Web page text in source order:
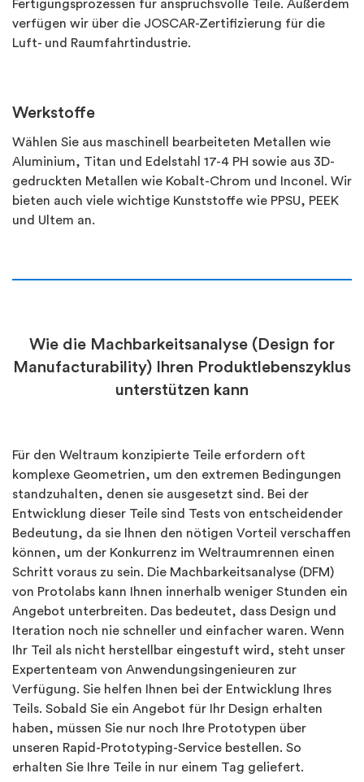
Fertigungsprozessen für anspruchsvolle Teile. Außerdem
verfügen wir über die JOSCAR-Zertifizierung für die
Luft- und Raumfahrtindustrie.
Werkstoffe
Wählen Sie aus maschinell bearbeiteten Metallen wie
Aluminium, Titan und Edelstahl 17-4 PH sowie aus 3D-
gedruckten Metallen wie Kobalt-Chrom und Inconel. Wir
bieten auch viele wichtige Kunststoffe wie PPSU, PEEK
und Ultem an.
Wie die Machbarkeitsanalyse (Design for
Manufacturability) Ihren Produktlebenszyklus
unterstützen kann
Für den Weltraum konzipierte Teile erfordern oft
komplexe Geometrien, um den extremen Bedingungen
standzuhalten, denen sie ausgesetzt sind. Bei der
Entwicklung dieser Teile sind Tests von entscheidender
Bedeutung, da sie Ihnen den nötigen Vorteil verschaffen
können, um der Konkurrenz im Weltraumrennen einen
Schritt voraus zu sein. Die Machbarkeitsanalyse (DFM)
von Protolabs kann Ihnen innerhalb weniger Stunden ein
Angebot unterbreiten. Das bedeutet, dass Design und
Iteration noch nie schneller und einfacher waren. Wenn
Ihr Teil als nicht herstellbar eingestuft wird, steht unser
Expertenteam von Anwendungsingenieuren zur
Verfügung. Sie helfen Ihnen bei der Entwicklung Ihres
Teils. Sobald Sie ein Angebot für Ihr Design erhalten
haben, müssen Sie nur noch Ihre Prototypen über
unseren Rapid-Prototyping-Service bestellen. So
erhalten Sie Ihre Teile in nur einem Tag geliefert.